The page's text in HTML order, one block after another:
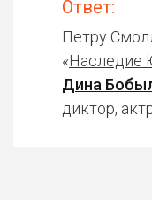
Ответ:
Петру
«Наследие
Дина
диктор,